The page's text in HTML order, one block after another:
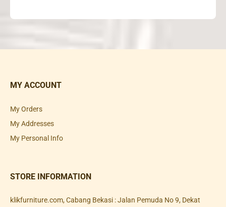
MY ACCOUNT
My Orders
My Addresses
My Personal Info
STORE INFORMATION
klikfurniture.com, Cabang Bekasi : Jalan Pemuda No 9, Dekat